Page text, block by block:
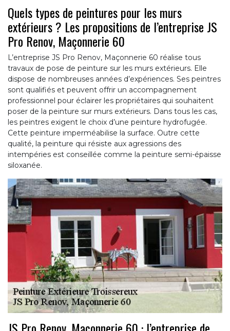
Quels types de peintures pour les murs
extérieurs ? Les propositions de l’entreprise JS
Pro Renov, Maçonnerie 60
L’entreprise JS Pro Renov, Maçonnerie 60 réalise tous
travaux de pose de peinture sur les murs extérieurs. Elle
dispose de nombreuses années d’expériences. Ses peintres
sont qualifiés et peuvent offrir un accompagnement
professionnel pour éclairer les propriétaires qui souhaitent
poser de la peinture sur murs extérieurs. Dans tous les cas,
les peintres exigent le choix d’une peinture hydrofugée.
Cette peinture imperméabilise la surface. Outre cette
qualité, la peinture qui résiste aux agressions des
intempéries est conseillée comme la peinture semi-épaisse
siloxanée.